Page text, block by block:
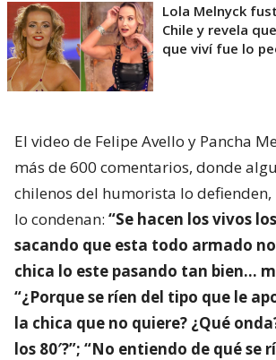
Lola Melnyck
Chile y revela
que viví fue lo
El video de Felipe Avello y Pancha
más de 600 comentarios, donde
chilenos del humorista lo
lo condenan: “Se hacen los vivos
sacando que esta todo armado
chica lo este pasando tan bien…
“¿Porque se ríen del tipo que le
la chica que no quiere? ¿Qué
los 80′?”; “No entiendo de qué se